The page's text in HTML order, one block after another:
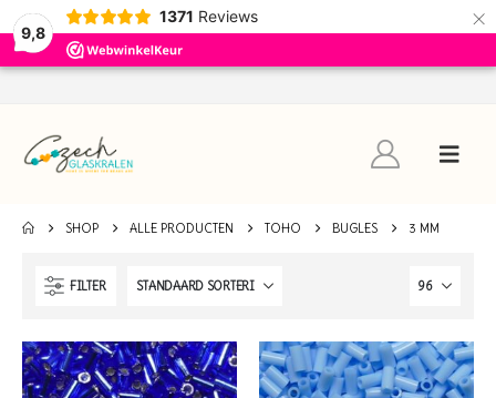
9,8
1371 Reviews ×
SHOP ALLE PRODUCTEN TOHO BUGLES 3 MM
FILTER